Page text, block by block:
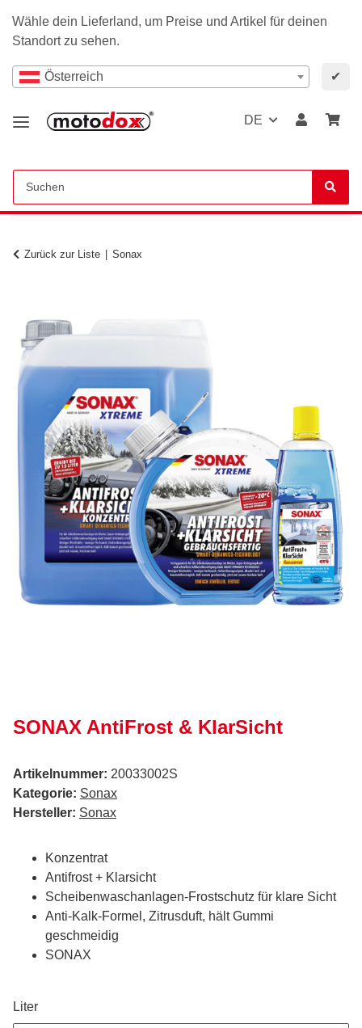
Wähle dein Lieferland, um Preise und Artikel für deinen
Standort zu sehen.
Österreich ✔
DE
Zurück zur Liste Sonax
SONAX AntiFrost & KlarSicht
Artikelnummer: 20033002S
Kategorie: Sonax
Hersteller: Sonax
Konzentrat
Antifrost + Klarsicht
Scheibenwaschanlagen-Frostschutz für klare Sicht
Anti-Kalk-Formel, Zitrusduft, hält Gummi
geschmeidig
SONAX
Liter